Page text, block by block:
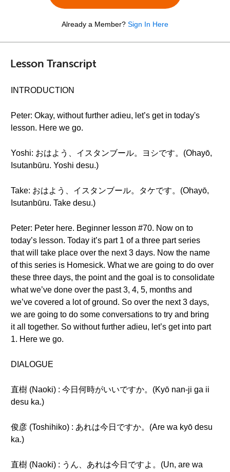
Already a Member? Sign In Here
Lesson Transcript
INTRODUCTION
Peter: Okay, without further adieu, let’s get in today's
lesson. Here we go.
Yoshi: おはよう、イスタンブール。ヨシです。(Ohayō,
Isutanbūru. Yoshi desu.)
Take: おはよう、イスタンブール。タケです。(Ohayō,
Isutanbūru. Take desu.)
Peter: Peter here. Beginner lesson #70. Now on to
today’s lesson. Today it’s part 1 of a three part series
that will take place over the next 3 days. Now the name
of this series is Homesick. What we are going to do over
these three days, the point and the goal is to consolidate
what we’ve done over the past 3, 4, 5, months and
we’ve covered a lot of ground. So over the next 3 days,
we are going to do some conversations to try and bring
it all together. So without further adieu, let’s get into part
1. Here we go.
DIALOGUE
直樹 (Naoki) : 今日何時がいいですか。(Kyō nan-ji ga ii
desu ka.)
俊彦 (Toshihiko) : あれは今日ですか。(Are wa kyō desu
ka.)
直樹 (Naoki) : うん、あれは今日ですよ。(Un, are wa